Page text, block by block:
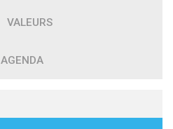
VALEURS
AGENDA